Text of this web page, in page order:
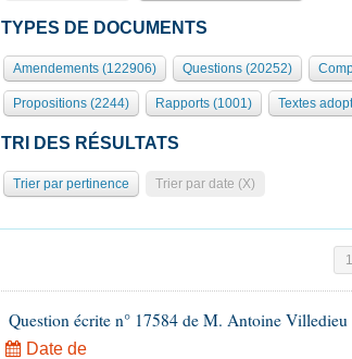
TYPES DE DOCUMENTS
Amendements (122906) Questions (20252)
Propositions (2244) Rapports (1001) Textes
TRI DES RÉSULTATS
Trier par pertinence Trier par date (X)
1
Question écrite n° 17584 de M. Antoine Villedieu
Date de